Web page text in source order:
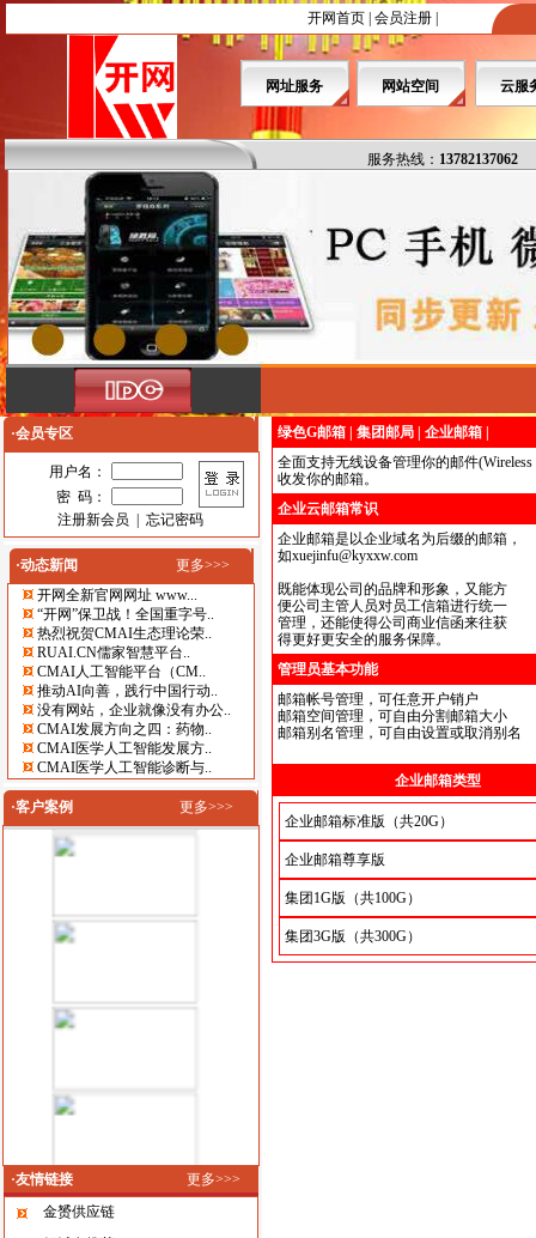
开网首页 会员注册
网址服务 网站空间 云服
服务热线： 13782137062
·会员专区
用户名：
密 码：
注册新会员
|忘记密码
·动态新闻
更多>>>
开网全新官网网址 www...
“开网”保卫战！全国重字号..
热烈祝贺CMAI生态理论荣..
RUAI.CN儒家智慧平台..
CMAI人工智能平台（CM..
推动AI向善，践行中国行动..
没有网站，企业就像没有办公..
CMAI发展方向之四：药物..
CMAI医学人工智能发展方..
CMAI医学人工智能诊断与..
·客户案例 更多>>>
·友情链接
更多>>>
金赟供应链
绿色G邮箱 |集团邮局 |企业邮箱
全面支持无线设备管理你的邮件
收发你的邮箱。
企业云邮箱常识
企业邮箱是以企业域名为后缀的邮箱，
如xuejinfu@kyxxw.com
既能体现公司的品牌和形象，又能方
便公司主管人员对员工信箱进行统一
管理，还能使得公司商业信函来往获
得更好更安全的服务保障。
管理员基本功能
邮箱帐号管理，可任意开户销户
邮箱空间管理，可自由分割邮箱大小
邮箱别名管理，可自由设置或取消别名
企业邮箱类型
企业邮箱标准版（共20G）
企业邮箱尊享版
集团1G版（共100G）
集团3G版（共300G）